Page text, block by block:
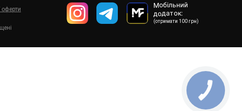
Мобільний
додаток:
(отримати 100 грн)
оферти
КНОПКА
ЗВ'ЯЗКУ